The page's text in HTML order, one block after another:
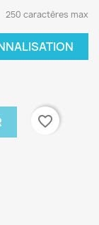
250 caractères max
favorite_border